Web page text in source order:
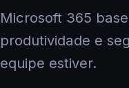
Microsoft 365
produtividade e
equipe estiver.